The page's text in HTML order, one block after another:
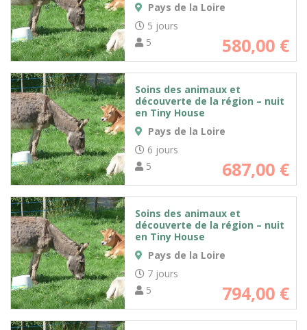
Pays de la Loire
5 jours
5
580,00 €
Soins des animaux et
découverte de la région – nuit
en Tiny House
Pays de la Loire
6 jours
5
687,00 €
Soins des animaux et
découverte de la région – nuit
en Tiny House
Pays de la Loire
7 jours
5
794,00 €